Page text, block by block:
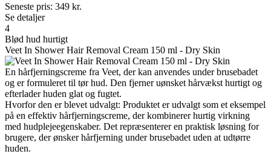
Seneste pris: 349 kr.
Se detaljer
4
Blød hud hurtigt
Veet In Shower Hair Removal Cream 150 ml - Dry Skin
En hårfjerningscreme fra Veet, der kan anvendes under brusebadet
og er formuleret til tør hud. Den fjerner uønsket hårvækst hurtigt og
efterlader huden glat og fugtet.
Hvorfor den er blevet udvalgt: Produktet er udvalgt som et eksempel
på en effektiv hårfjerningscreme, der kombinerer hurtig virkning
med hudplejeegenskaber. Det repræsenterer en praktisk løsning for
brugere, der ønsker hårfjerning under brusebadet uden at udtørre
huden.